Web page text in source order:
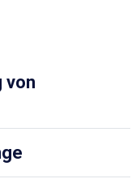
von